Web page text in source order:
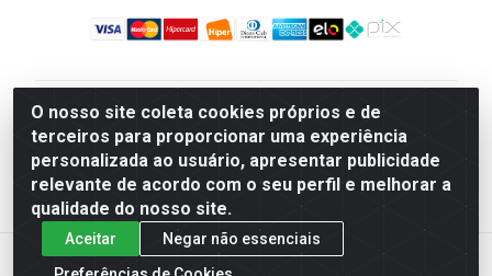
O nosso site coleta cookies próprios e de
terceiros para proporcionar uma experiência
personalizada ao usuário, apresentar publicidade
relevante de acordo com o seu perfil e melhorar a
qualidade do nosso site.
Aceitar
Negar não essenciais
Atacadao da Limpeza F. Pereira Queiroz Comercio e
Distribuicao LTDA - Quadra Qi 10 Lotes 39 e, 41 - Setor
Industrial (Taguatinga), Brasília/DF - CEP 72.135-100 -
CNPJ 13.184.675/0001-80